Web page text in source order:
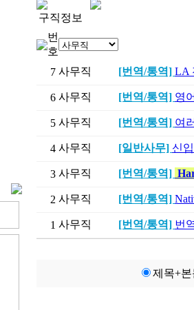
구직정보
번
호
7 사무직 [번역/통역] LA
6 사무직 [번역/통역] 영
5 사무직 [번역/통역] 여
4 사무직 [일반사무] 신
3 사무직 [번역/통역]
2 사무직 [번역/통역]
1 사무직 [번역/통역] 번
제목+본